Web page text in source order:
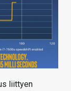
liittyen